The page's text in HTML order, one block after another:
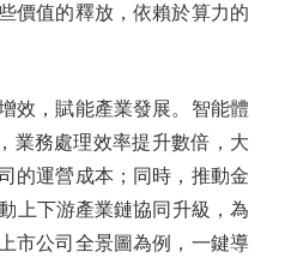
價值的釋放，依賴於算力的
，賦能產業發展。智能體
業務處理效率提升數倍，大
的運營成本；同時，推動金
上下游產業鏈協同升級，為
市公司全景圖為例，一鍵導